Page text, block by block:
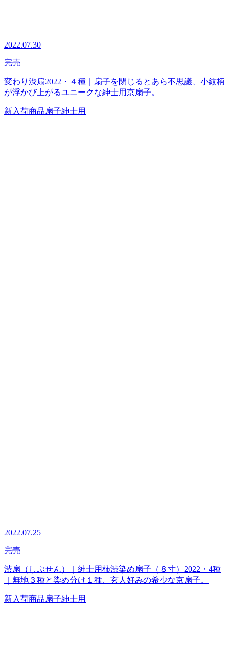
2022.07.30
完売
変わり渋扇2022・４種｜扇子を閉じるとあら不思議、小紋柄
が浮かび上がるユニークな紳士用京扇子。
新入荷商品扇子紳士用
2022.07.25
完売
渋扇（しぶせん）｜紳士用柿渋染め扇子（８寸）2022・4種
｜無地３種と染め分け１種、玄人好みの希少な京扇子。
新入荷商品扇子紳士用